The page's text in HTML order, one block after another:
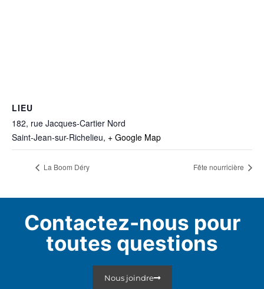
LIEU
182, rue Jacques-Cartier Nord
Saint-Jean-sur-Richelieu, + Google Map
La Boom Déry Fête nourricière
Contactez-nous pour
toutes questions
Nous joindre